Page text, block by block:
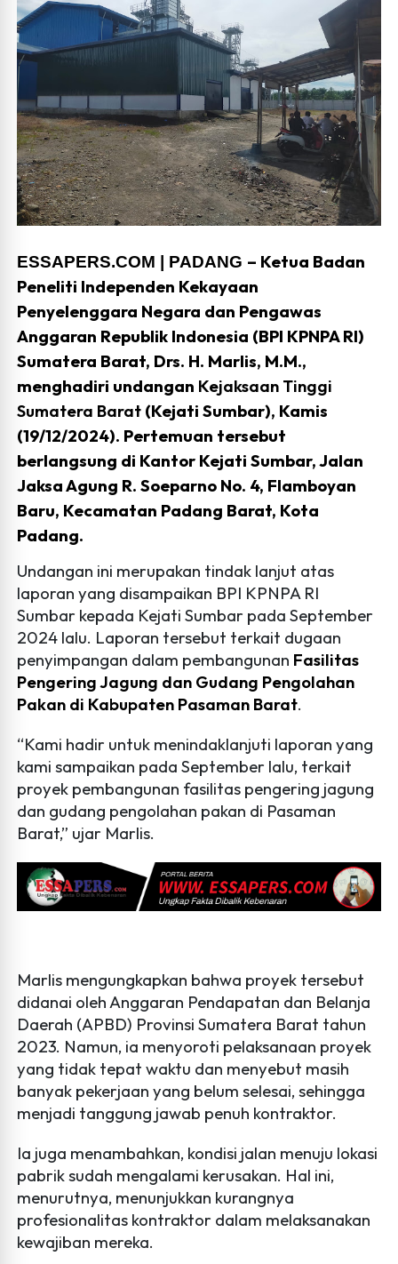
ESSAPERS.COM | PADANG – Ketua Badan
Peneliti Independen Kekayaan
Penyelenggara Negara dan Pengawas
Anggaran Republik Indonesia (BPI KPNPA RI)
Sumatera Barat, Drs. H. Marlis, M.M.,
menghadiri undangan Kejaksaan Tinggi
Sumatera Barat (Kejati Sumbar), Kamis
(19/12/2024). Pertemuan tersebut
berlangsung di Kantor Kejati Sumbar, Jalan
Jaksa Agung R. Soeparno No. 4, Flamboyan
Baru, Kecamatan Padang Barat, Kota
Padang.
Undangan ini merupakan tindak lanjut atas
laporan yang disampaikan BPI KPNPA RI
Sumbar kepada Kejati Sumbar pada September
2024 lalu. Laporan tersebut terkait dugaan
penyimpangan dalam pembangunan Fasilitas
Pengering Jagung dan Gudang Pengolahan
Pakan di Kabupaten Pasaman Barat.
“Kami hadir untuk menindaklanjuti laporan yang
kami sampaikan pada September lalu, terkait
proyek pembangunan fasilitas pengering jagung
dan gudang pengolahan pakan di Pasaman
Barat,” ujar Marlis.
Marlis mengungkapkan bahwa proyek tersebut
didanai oleh Anggaran Pendapatan dan Belanja
Daerah (APBD) Provinsi Sumatera Barat tahun
2023. Namun, ia menyoroti pelaksanaan proyek
yang tidak tepat waktu dan menyebut masih
banyak pekerjaan yang belum selesai, sehingga
menjadi tanggung jawab penuh kontraktor.
Ia juga menambahkan, kondisi jalan menuju lokasi
pabrik sudah mengalami kerusakan. Hal ini,
menurutnya, menunjukkan kurangnya
profesionalitas kontraktor dalam melaksanakan
kewajiban mereka.